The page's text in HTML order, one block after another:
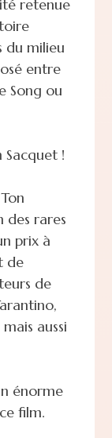
retenue
du milieu
entre
Song ou
!
des rares
prix à
de
de
aussi
énorme
film.